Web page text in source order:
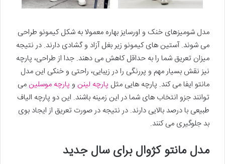
مدل شومیزهای خنک و اورسایز بهاره معمولا به شکل کیمونو طراحی
می شوند. آستین های کیمونو زیر بغل آزاد و گشادی دارند. در نتیجه
میزان تعریق شما را به حداقل کاهش می دهند. جدا از طراحی، پارچه
نیز نقش بسیار مهم و پررنگی را در زیبایی، راحتی و خنکی این مدل
مانتو ایفا می کند. پارچه هایی مثل پارچه لینن و پارچه موسلین می
توانند جزو انتخاب های شما در این زمینه باشند. این دو پارچه الیاف
طبیعی با درصد بالایی دارند. در نتیجه در صورت تعریق از ایجاد بوی
بد جلوگیری می کنند.
مدل مانتو کژوال برای سال جدید